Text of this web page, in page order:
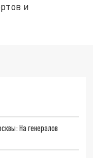
и
На генералов